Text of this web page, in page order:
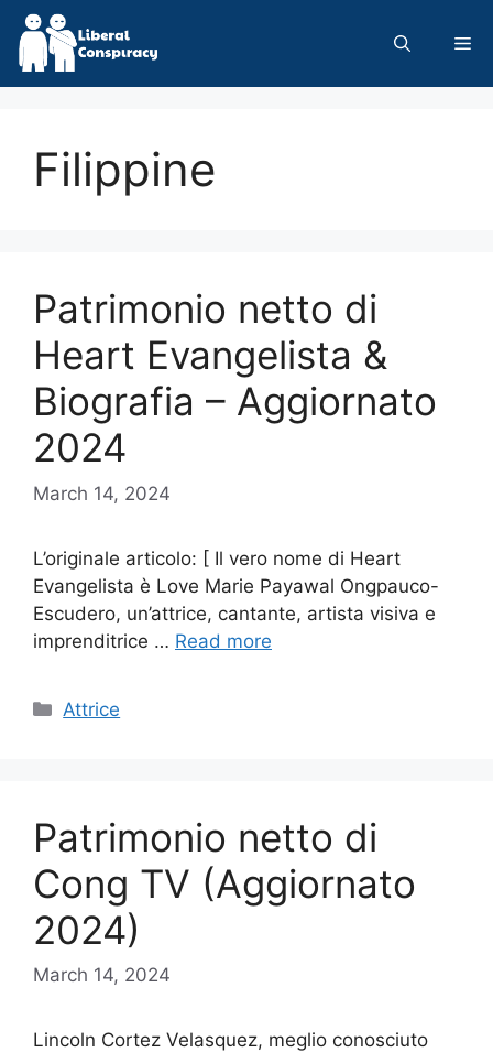
Skip
content
Filippine
Patrimonio netto di
Heart Evangelista &
Biografia – Aggiornato
2024
March 14, 2024
L’originale articolo: [ Il vero nome di Heart
Evangelista è Love Marie Payawal Ongpauco-
Escudero, un’attrice, cantante, artista visiva e
imprenditrice … Read more
Categories
Attrice
Patrimonio netto di
Cong TV (Aggiornato
2024)
March 14, 2024
Lincoln Cortez Velasquez, meglio conosciuto